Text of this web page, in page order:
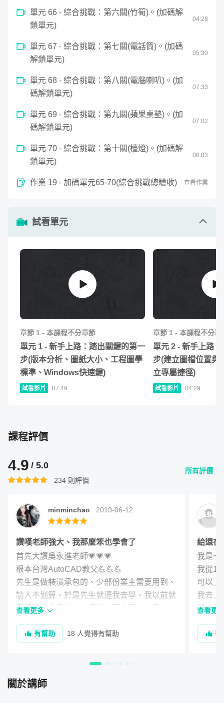
單元 66 - 綜合挑戰：第六關(竹筍)。(加碼解
鎖單元)
04:28
單元 67 - 綜合挑戰：第七關(電話筒)。(加碼
解鎖單元)
05:30
單元 68 - 綜合挑戰：第八關(電腦喇叭)。(加
碼解鎖單元)
07:33
單元 69 - 綜合挑戰：第九關(蘋果桌墊)。(加
碼解鎖單元)
07:02
單元 70 - 綜合挑戰：第十關(檯燈)。(加碼解
鎖單元)
08:03
作業 19 - 加碼單元65-70(綜合挑戰總驗收) 查看作業
試看單元
章節 1 - 本課程不分章節
單元 1 - 新手上路：踏出關鍵的第一
步(版本分析、圖紙大小、工程圖學
標準、Windows快速鍵)
試看影片 07:49
章節 1 - 本課程不分章
單元 2 - 新手上路
步(建立圖檔位置與
立專屬捷徑)
試看影片 04:29
課程評價
4.9 / 5.0
234 則評價
所有評價
minminchao 2019-06-12
讚嘆老師強大、我那麼笨也學會了
首先大讚吳永進老師💗💗💗
根本台灣AutoCAD教父💪💪💪
先生是做裝潢承包的、少部份業主需要用到、
請人不划算、於是先生就逼我去學、我以前就
是很不會念書的人、很笨、現在雪上加霜、又
也被逼了一年、我自己就積極上網不斷收尋、
的巨匠學、跑那麼遠、被我怒吼“你不要管
師很自信的告訴我、0基礎也沒問題、讓我安
查看更多
有幫助 18 人覺得有幫助
給還在
了!
我是一
我從10
可以上
我去上
照，原
到了
查看更
有
關於講師